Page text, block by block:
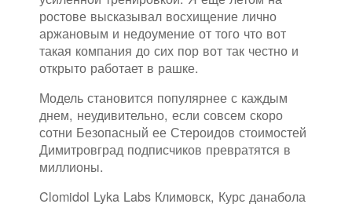
ростове высказывал восхищение лично
аржановым и недоумение от того что вот
такая компания до сих пор вот так честно и
открыто работает в рашке.
Модель становится популярнее с каждым
днем, неудивительно, если совсем скоро
сотни Безопасный ее Стероидов стоимостей
Димитровград подписчиков превратятся в
миллионы.
Clomidol Lyka Labs Климовск, Курс данабола